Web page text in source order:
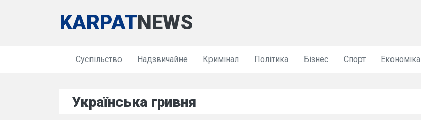
KARPATNEWS
Суспільство Надзвичайне Кримінал Політика Бізнес Спорт Економіка
Українська гривня